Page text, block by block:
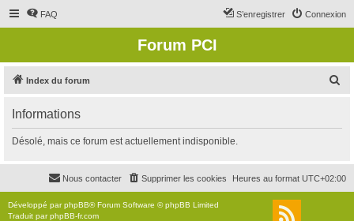
FAQ Connexion
S’enregistrer
Forum PCI
Index du forum
r
c
Informations
Désolé, mais ce forum est actuellement indisponible.
Heures au format UTC+02:00
Supprimer les cookies
Nous contacter
Développé parphpBB® Forum Software © phpBB Limited
Traduit parphpBB-fr.com